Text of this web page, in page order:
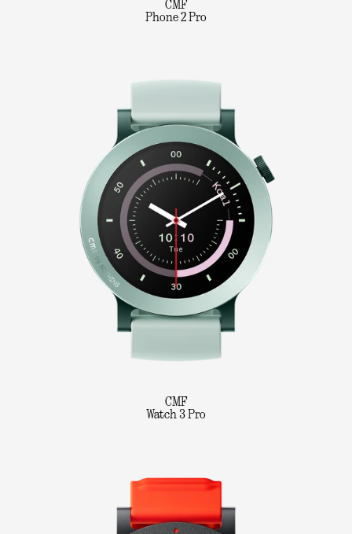
CMF
Phone 2 Pro
CMF
Watch 3 Pro